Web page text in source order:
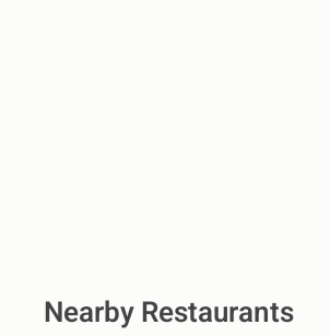
Nearby Restaurants